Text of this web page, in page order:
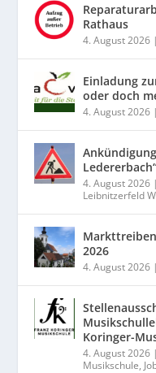
Rathaus
4. August 2026
Einladung
oder doch
4. August 2026
4. August 2026
Leibnitzerfeld
2026
4. August 2026
Koringer-
4. August 2026
Musikschule,